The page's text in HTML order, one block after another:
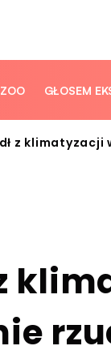
GŁOSEM
z